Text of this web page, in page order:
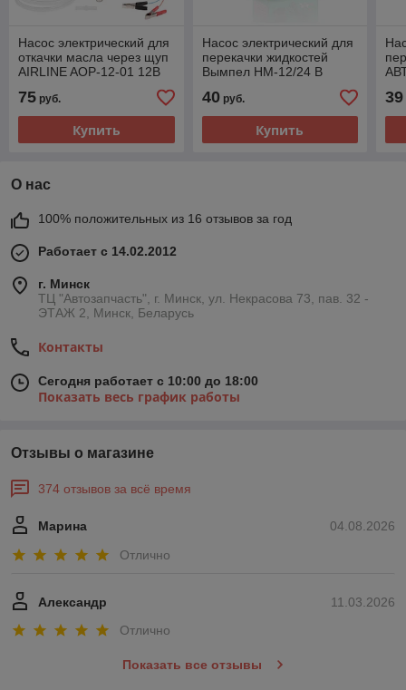
Насос электрический для
откачки масла через щуп
AIRLINE AOP-12-01 12В
75 руб.
Купить
Насос электрический для
перекачки жидкостей
Вымпел НM-12/24 В
40руб.
Купить
39
О нас
100% положительных из 16 отзывов за год
Работает с 14.02.2012
г. Минск
ТЦ "Автозапчасть", г. Минск, ул. Некрасова 73, пав. 32 -
ЭТАЖ 2, Минск, Беларусь
Контакты
Сегодня работает с 10:00 до 18:00
Показать весь график работы
Отзывы о магазине
374 отзывов за всё время
04.08.2026
Марина
Отлично
11.03.2026
Александр
Отлично
Показать все отзывы